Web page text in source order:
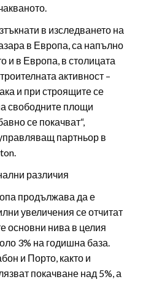
в изследването на
в Европа, са напълно
и в Европа, в столицата
активност –
и при строящите се
свободните площи
се покачват“,
партньор в
различия
продължава да е
увеличения се отчитат
основни нива в целия
3% на годишна база.
и Порто, както и
покачване над 5%, а